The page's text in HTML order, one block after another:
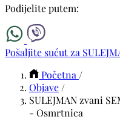
Podijelite putem:
Pošaljite sućut za
Početna /
Objave /
SULEJMAN zvani
- Osmrtnica